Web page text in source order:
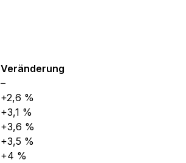
Veränderung
–
+2,6 %
+3,1 %
+3,6 %
+3,5 %
+4 %